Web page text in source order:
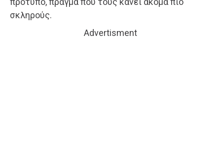
σκληρούς.
Advertisment